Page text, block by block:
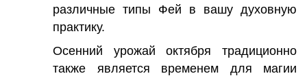
различные типы Фей в вашу духовную
практику.
Осенний урожай октября традиционно
также является временем для магии